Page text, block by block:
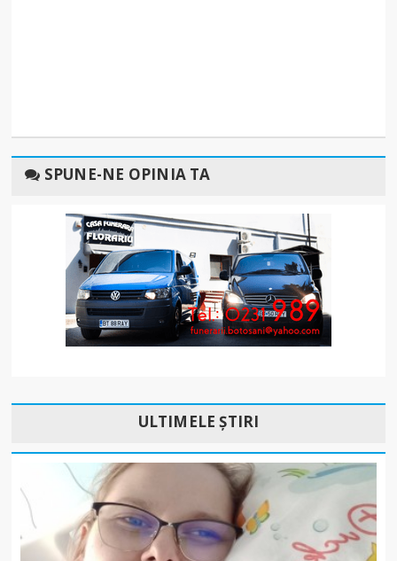
SPUNE-NE OPINIA TA
ULTIMELE ȘTIRI